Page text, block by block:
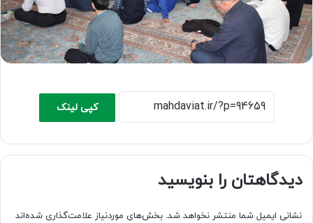
کپی لینک
دیدگاهتان را بنویسید
نشانی ایمیل شما منتشر نخواهد شد. بخش‌های موردنیاز علامت‌گذاری شده‌اند